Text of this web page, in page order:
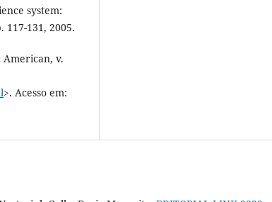
system:
131, 2005.
American, v.
>. Acesso em: